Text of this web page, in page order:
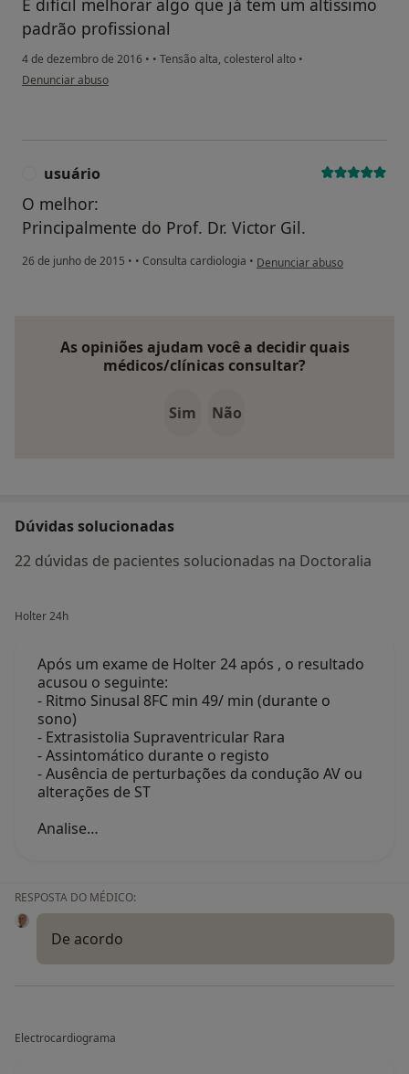
É difícil melhorar algo que já tem um altíssimo
padrão profissional
4 de dezembro de 2016 • • Tensão alta, colesterol alto •
na opinião do utilizador Conta eliminada
Denunciar abuso
usuário
O melhor:
Principalmente do Prof. Dr. Victor Gil.
26 de junho de 2015 • • Consulta cardiologia • na opinião do utilizador
Denunciar abuso
As opiniões ajudam você a decidir quais
médicos/clínicas consultar?
Sim Não
Dúvidas solucionadas
22 dúvidas de pacientes solucionadas na Doctoralia
Holter 24h
Após um exame de Holter 24 após , o resultado
acusou o seguinte:
- Ritmo Sinusal 8FC min 49/ min (durante o
sono)
- Extrasistolia Supraventricular Rara
- Assintomático durante o registo
- Ausência de perturbações da condução AV ou
alterações de ST
Analise…
RESPOSTA DO MÉDICO:
De acordo
Electrocardiograma